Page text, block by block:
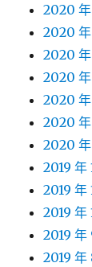
2020 年
2020 年
2020 年
2020 年
2020 年
2020 年
2020 年
2019 年
2019 年
2019 年
2019 年
2019 年